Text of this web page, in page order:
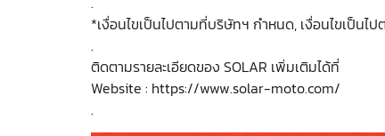
*เงื่อนไขเป็นไปตามที่บริษัทฯ กำหนด, เงื่อนไขเป็น
.
ติดตามรายละเอียดของ SOLAR เพิ่มเติมได้ที่
Website : https://www.solar-moto.com/
.